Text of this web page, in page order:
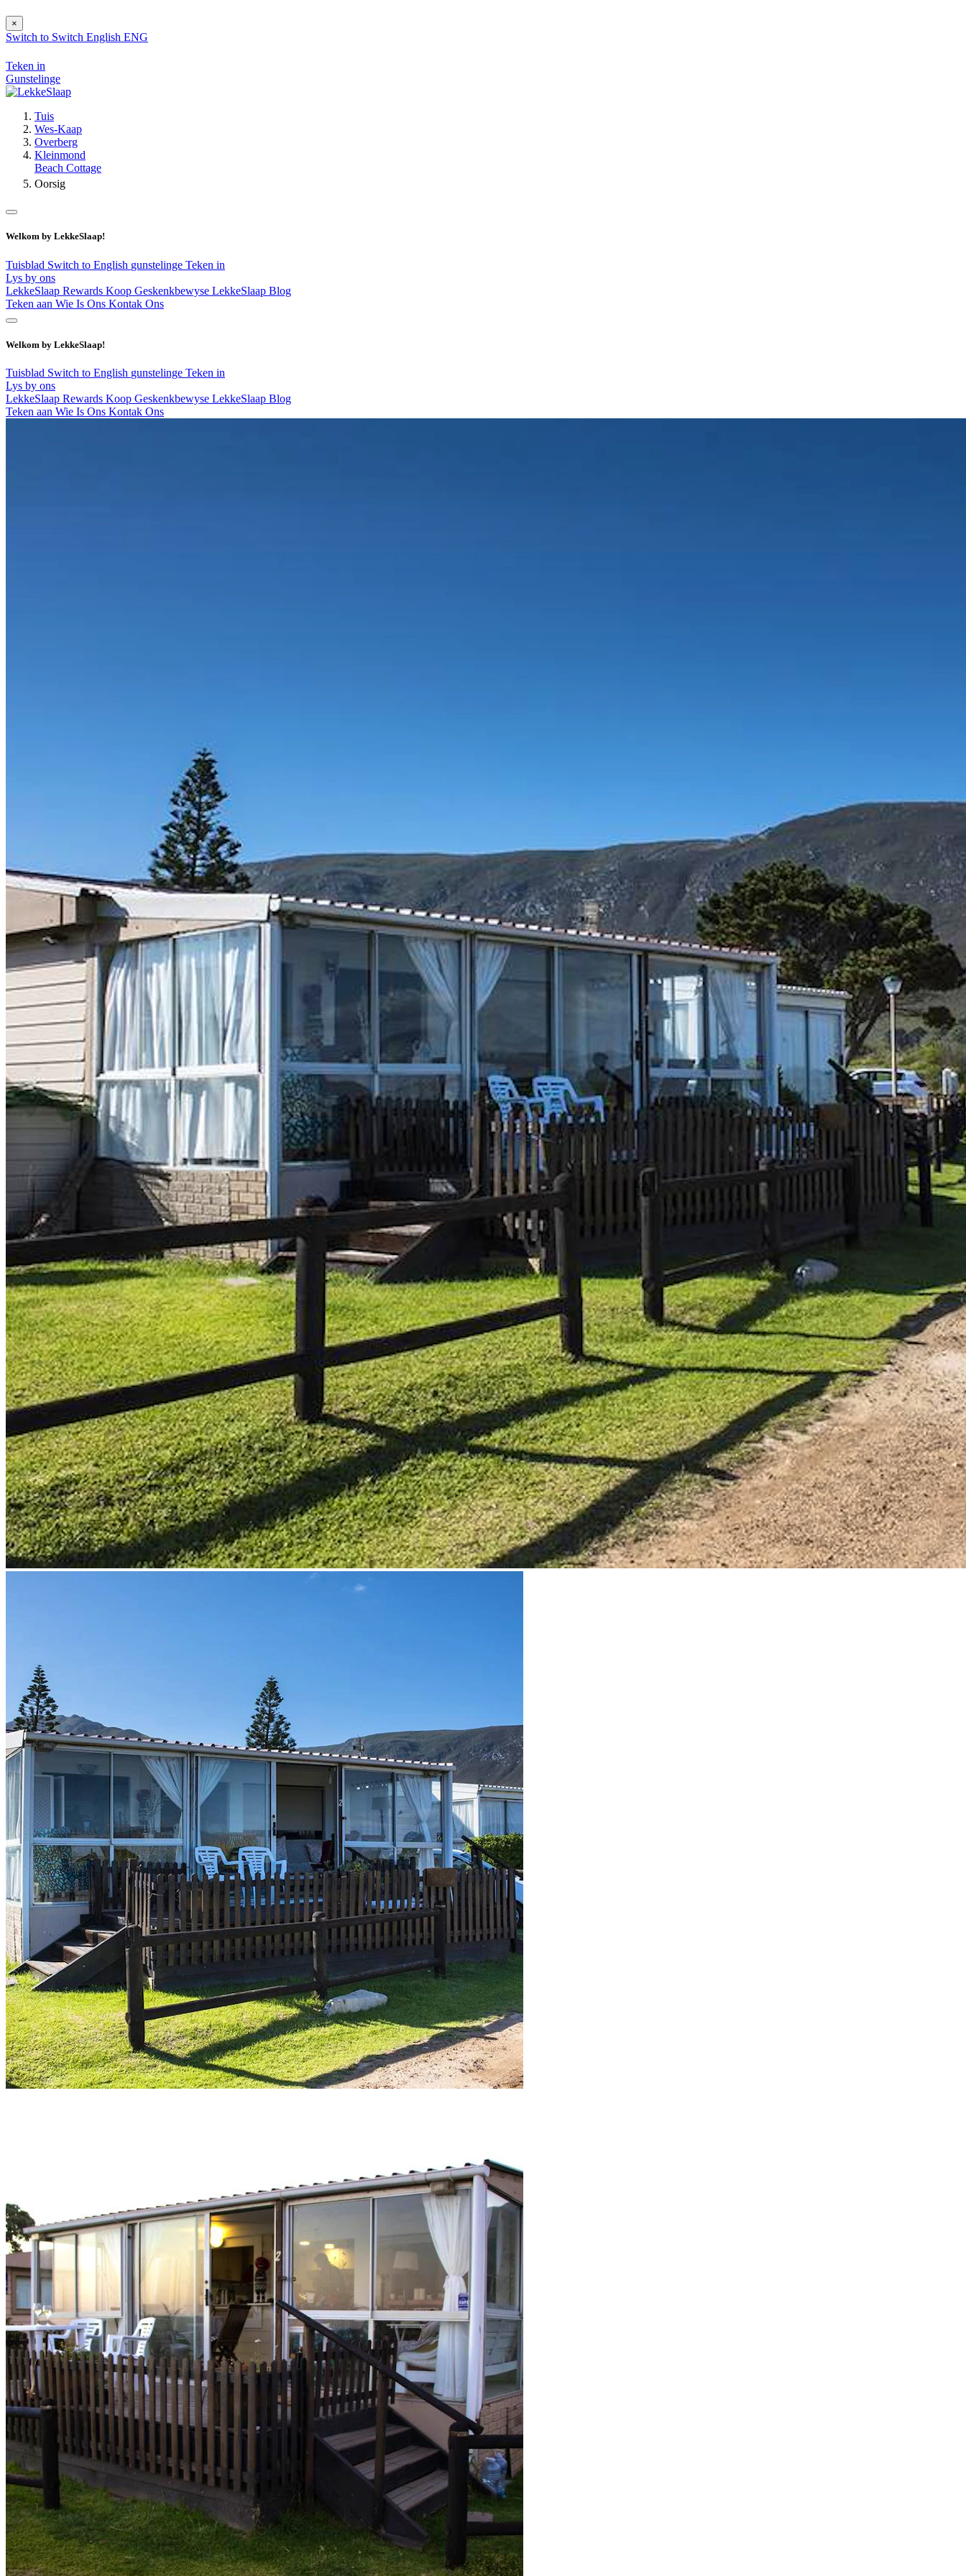
×
Switch to Switch English ENG
Teken in
Gunstelinge
Tuis
Wes-Kaap
Overberg
Kleinmond
Beach Cottage
Oorsig
Welkom by LekkeSlaap!
Tuisblad Switch to English gunstelinge Teken in
Lys by ons
LekkeSlaap Rewards Koop Geskenkbewyse LekkeSlaap Blog
Teken aan Wie Is Ons Kontak Ons
Welkom by LekkeSlaap!
Tuisblad Switch to English gunstelinge Teken in
Lys by ons
LekkeSlaap Rewards Koop Geskenkbewyse LekkeSlaap Blog
Teken aan Wie Is Ons Kontak Ons